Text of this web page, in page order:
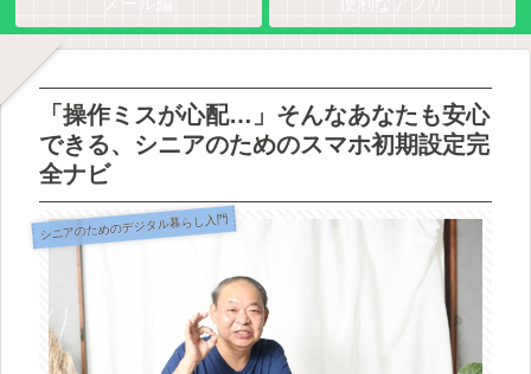
「操作ミスが心配…」そんなあなたも安心
できる、シニアのためのスマホ初期設定完
全ナビ
シニアのためのデジタル暮らし入門